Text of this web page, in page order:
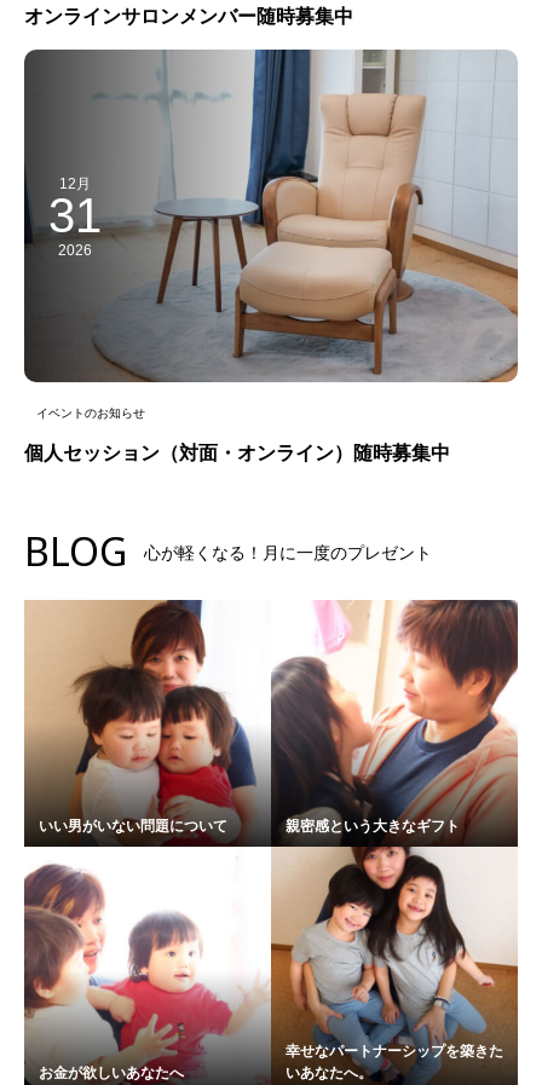
オンラインサロンメンバー随時募集中
12月
31
2026
イベントのお知らせ
個人セッション（対面・オンライン）随時募集中
BLOG 心が軽くなる！月に一度のプレゼント
いい男がいない問題について 親密感という大きなギフト
お金が欲しいあなたへ
幸せなパートナーシップを築きた
いあなたへ。